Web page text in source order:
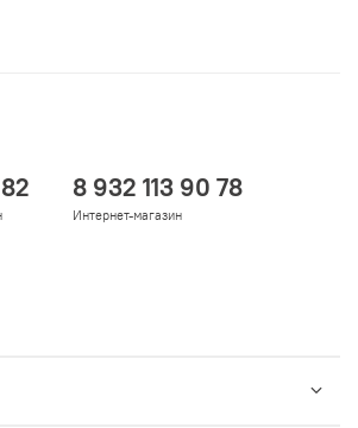
8 932 113 90 78
Интернет-магазин